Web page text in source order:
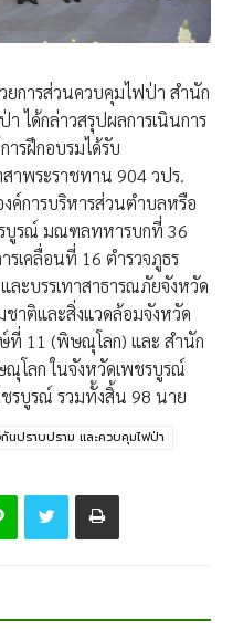
การส่วนควบคุมไฟป่า สำนัก
ได้กล่าวสรุปผลการเนินการ
ารฝึกอบรมได้รับ
าพระราชทาน 904 วปร.
ค์การบริหารส่วนตำบลหรือ
บูรณ์ มณฑลทหารบกที่ 36
เคลื่อนที่ 16 ตำรวจภูธร
ะบรรเทาสาธารณภัยจังหวัด
าติและสิ่งแวดล้อมจังหวัด
ที่ 11 (พิษณุโลก) และ สำนัก
โลก ในจังหวัดเพชรบูรณ์
รบูรณ์ รวมทั้งสิ้น 98 นาย
นปราบปราม และควบคุมไฟป่า